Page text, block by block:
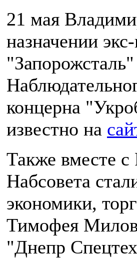
21 мая
назначении
концерна
известно на
Также вместе
Набсовета
экономики,
Тимофея
"Днепр